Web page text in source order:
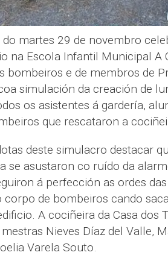
martes 29 de novembro
na Escola Infantil Municipal A
bombeiros e de membros de
simulación da creación de
os asistentes á gardería,
que rescataron a
deste simulacro destacar
se asustaron co ruído da
á perfección as ordes
de bombeiros cando
A cociñeira da Casa dos
Nieves Díaz del Valle,
Varela Souto.